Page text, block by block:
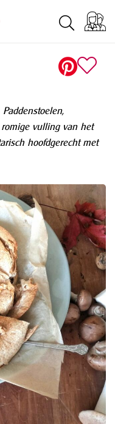
vulling van het
hoofdgerecht met